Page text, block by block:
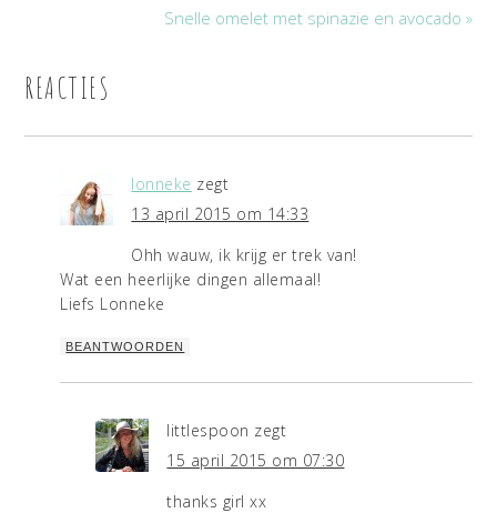
Snelle omelet met spinazie en avocado »
REACTIES
lonneke zegt
13 april 2015 om 14:33
Ohh wauw, ik krijg er trek van!
Wat een heerlijke dingen allemaal!
Liefs Lonneke
BEANTWOORDEN
littlespoon zegt
15 april 2015 om 07:30
thanks girl xx